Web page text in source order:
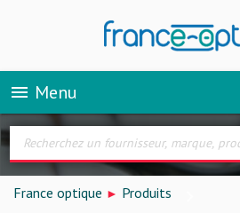
menu Menu
France optique Produits